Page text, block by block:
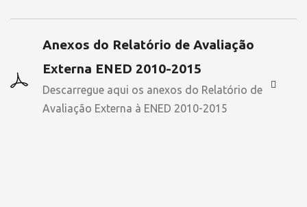
Anexos do Relatório de Avaliação
Externa ENED 2010-2015
Descarregue aqui os anexos do Relatório de
Avaliação Externa à ENED 2010-2015